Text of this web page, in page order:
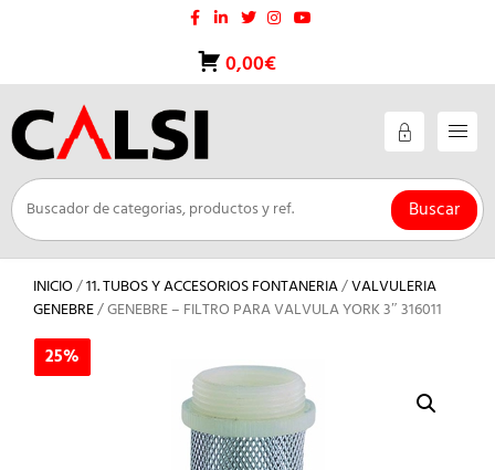
0,00€
Buscar
INICIO/11. TUBOS Y ACCESORIOS FONTANERIA/VALVULERIA
GENEBRE/ GENEBRE – FILTRO PARA VALVULA YORK 3″ 316011
25%
25%